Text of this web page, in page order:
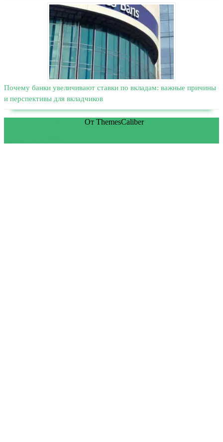
Почему банки увеличивают ставки по вкладам: важные причины
и перспективы для вкладчиков
От ThemesCaliber